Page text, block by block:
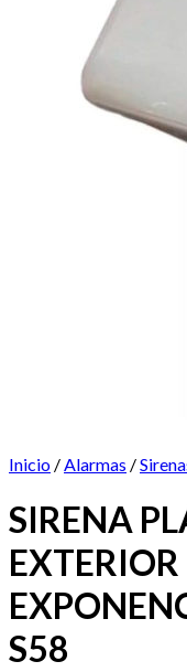
Inicio / Alarmas /
SIRENA
S58